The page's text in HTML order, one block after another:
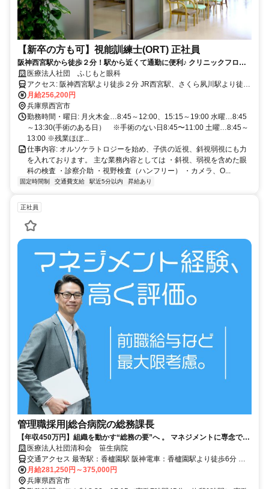
【新卒の方も可】視能訓練士(ORT) 正社員
阪神西宮駅から徒歩２分！駅から近くて通勤に便利♪ クリニックフロア
にある眼科です。
医療法人社団 ふじもと眼科
アクセス: 阪神西宮駅より徒歩２分 JR西宮駅、さくら夙川駅より徒歩
月給256,200円
兵庫県西宮市
勤務時間・曜日: 月火木金…8:45～12:00、15:15～19:00 水曜…8:45
～13:30(手術のある日） ※手術のない日8:45〜11:00 土曜…8:45～
13:00 ※残業ほぼ...
仕事内容: オルソケラトロジーを始め、子供の近視、斜視弱視にも力
を入れております。 主な業務内容としては ・斜視、弱視を含めた眼
科の検査 ・診察介助 ・視野検査（ハンフリー） ・カメラ、O...
固定時間制 交通費支給 駅近5分以内 昇給あり
正社員
管理職採用|総合病院の総務課長
【年収450万円】組織を動かす“総務の要”へ 。 マネジメントに専念でき
る◎医療法人ならではの厚待遇であなたのキャリアを正当に評価しま
す！
医療法人社団清和会 笹生病院
交通アクセス 最寄駅：香櫨園駅 阪神電車：香櫨園駅より徒歩6分 阪
急電車：夙川駅より徒歩15分 JR：さくら夙川駅より徒歩10分 阪神バ
月給281,250円～375,000円
兵庫県西宮市